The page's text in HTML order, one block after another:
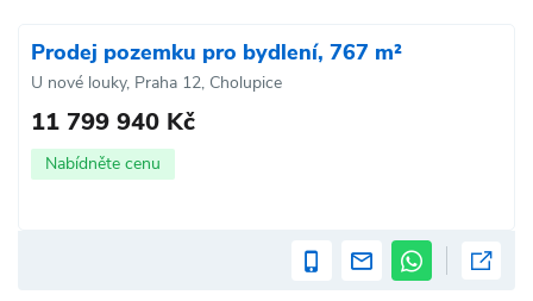
Prodej pozemku pro bydlení, 767 m²
U nové louky, Praha 12, Cholupice
11 799 940 Kč
Nabídněte cenu